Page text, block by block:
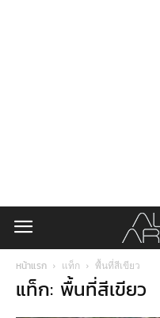
หน้าแรก แท็ก พื้นที่สีเขียว
แท็ก: พื้นที่สีเขียว